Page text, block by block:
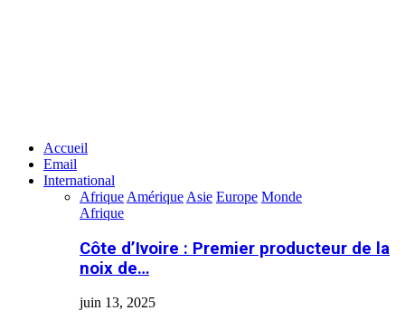
Accueil
Email
International
Afrique Amérique Asie Europe Monde
Afrique
Côte d’Ivoire : Premier producteur de la
noix de…
juin 13, 2025